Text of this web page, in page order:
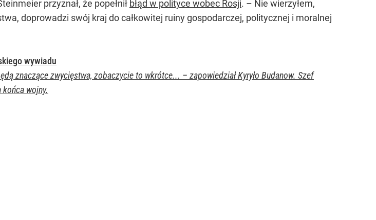
przyznał, że popełnił błąd w polityce wobec Rosji. – Nie wierzyłem,
doprowadzi swój kraj do całkowitej ruiny gospodarczej, politycznej i moralnej
wywiadu
znaczące zwycięstwa, zobaczycie to wkrótce... – zapowiedział Kyryło Budanow. Szef
wojny.